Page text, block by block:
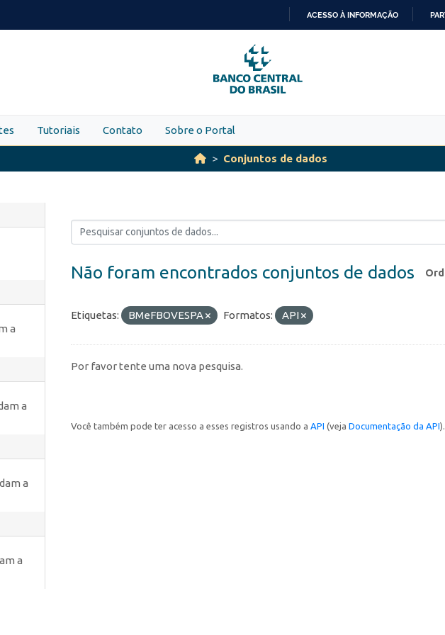
PARA
O
CONTEÚDO
ACESSO À INFORMAÇÃO
Tutoriais Contato Sobre o Portal
Conjuntos de dados
a
a
a
a
Não foram encontrados conjuntos de dados
Etiquetas: BMeFBOVESPA Formatos: API
Por favor tente uma nova pesquisa.
Você também pode ter acesso a esses registros usando a API (veja Documentação da API).